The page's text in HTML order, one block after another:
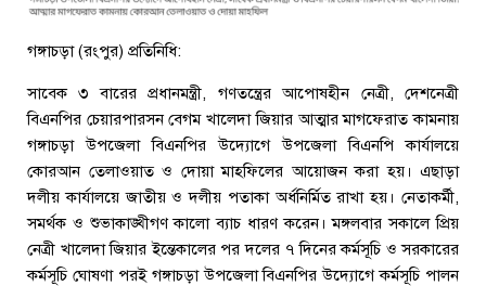
গঙ্গাচড়া (রংপুর) প্রতিনিধি:
সাবেক ৩ বারের প্রধানমন্ত্রী, গণতন্ত্রের আপোষহীন নেত্রী, দেশনেত্রী
বিএনপির চেয়ারপারসন বেগম খালেদা জিয়ার আত্মার মাগফেরাত কামনায়
গঙ্গাচড়া উপজেলা বিএনপির উদ্যোগে উপজেলা বিএনপি কার্যালয়ে
কোরআন তেলাওয়াত ও দোয়া মাহফিলের আয়োজন করা হয়। এছাড়া
দলীয় কার্যালয়ে জাতীয় ও দলীয় পতাকা অর্ধনির্মিত রাখা হয়। নেতাকর্মী,
সমর্থক ও শুভাকাঙ্খীগণ কালো ব্যাচ ধারণ করেন। মঙ্গলবার সকালে প্রিয়
নেত্রী খালেদা জিয়ার ইন্তেকালের পর দলের ৭ দিনের কর্মসূচি ও সরকারের
কর্মসূচি ঘোষণা পরই গঙ্গাচড়া উপজেলা বিএনপির উদ্যোগে কর্মসূচি পালন